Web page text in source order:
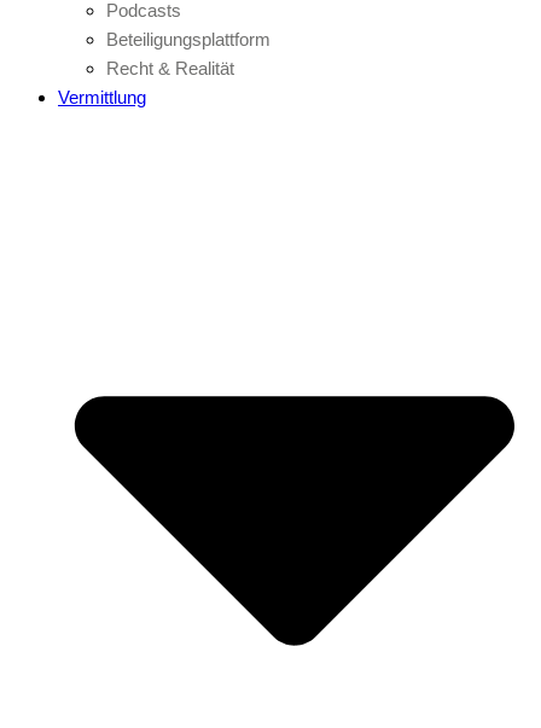
Podcasts
Beteiligungsplattform
Recht & Realität
Vermittlung